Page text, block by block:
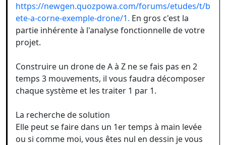
https://newgen.quozpowa.com/forums/etudes/t/b
ete-a-corne-exemple-drone/1. En gros c'est la
partie inhérente à l'analyse fonctionnelle de votre
projet.
Construire un drone de A à Z ne se fais pas en 2
temps 3 mouvements, il vous faudra décomposer
chaque système et les traiter 1 par 1.
La recherche de solution
Elle peut se faire dans un 1er temps à main levée
ou si comme moi, vous êtes nul en dessin je vous